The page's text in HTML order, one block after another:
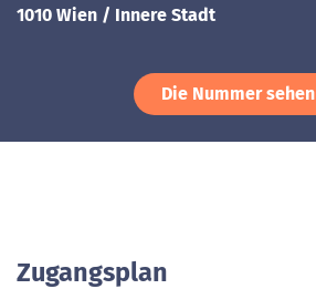
1010 Wien / Innere Stadt
Die Nummer sehen
Zugangsplan